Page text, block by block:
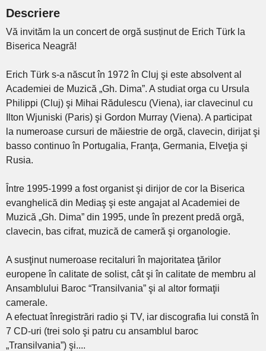
Descriere
Vă invităm la un concert de orgă susținut de Erich Türk la
Biserica Neagră!
Erich Türk s-a născut în 1972 în Cluj şi este absolvent al
Academiei de Muzică „Gh. Dima”. A studiat orga cu Ursula
Philippi (Cluj) şi Mihai Rădulescu (Viena), iar clavecinul cu
Ilton Wjuniski (Paris) şi Gordon Murray (Viena). A participat
la numeroase cursuri de măiestrie de orgă, clavecin, dirijat şi
basso continuo în Portugalia, Franţa, Germania, Elveţia şi
Rusia.
Între 1995-1999 a fost organist şi dirijor de cor la Biserica
evanghelică din Mediaş şi este angajat al Academiei de
Muzică „Gh. Dima” din 1995, unde în prezent predă orgă,
clavecin, bas cifrat, muzică de cameră şi organologie.
A susţinut numeroase recitaluri în majoritatea ţărilor
europene în calitate de solist, cât şi în calitate de membru al
Ansamblului Baroc “Transilvania” şi al altor formaţii
camerale.
A efectuat înregistrări radio şi TV, iar discografia lui constă în
7 CD-uri (trei solo şi patru cu ansamblul baroc
„Transilvania”) şi....